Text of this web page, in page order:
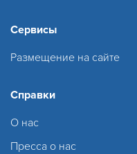
Сервисы
Размещение на сайте
Справки
О нас
Пресса о нас